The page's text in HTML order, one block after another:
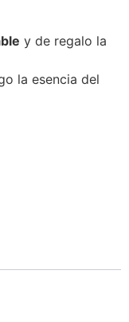
y de regalo la
la esencia del